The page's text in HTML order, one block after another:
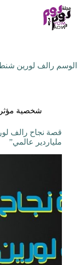
التجاوز
إلى
المحتوى
الوسم رالف لورين
شخصية
قصة نجاح رالف
ملياردير عالمي”